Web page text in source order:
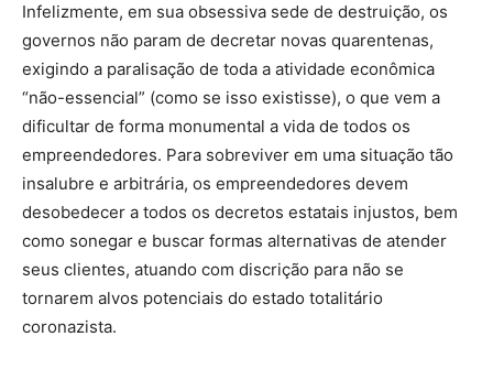
Infelizmente, em sua obsessiva sede de destruição, os
governos não param de decretar novas quarentenas,
exigindo a paralisação de toda a atividade econômica
“não-essencial” (como se isso existisse), o que vem a
dificultar de forma monumental a vida de todos os
empreendedores. Para sobreviver em uma situação tão
insalubre e arbitrária, os empreendedores devem
desobedecer a todos os decretos estatais injustos, bem
como sonegar e buscar formas alternativas de atender
seus clientes, atuando com discrição para não se
tornarem alvos potenciais do estado totalitário
coronazista.